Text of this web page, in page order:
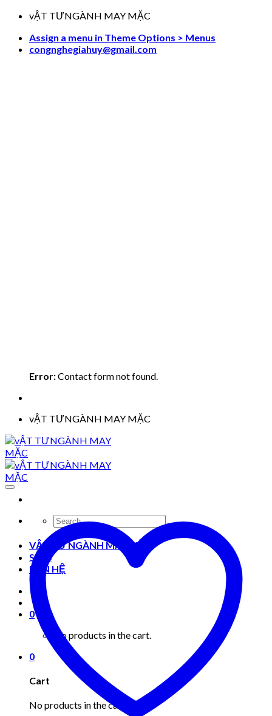
Skip
content
vẬT TƯNGÀNH MAY MẶC
Assign a menu in Theme Options > Menus
congnghegiahuy@gmail.com
Error:Contact form not found.
vẬT TƯNGÀNH MAY MẶC
Search
for:
VẬT TƯ NGÀNH MAY MẶC
Shop
LIÊN HỆ
0
No products in the cart.
0
Cart
No products in the cart.